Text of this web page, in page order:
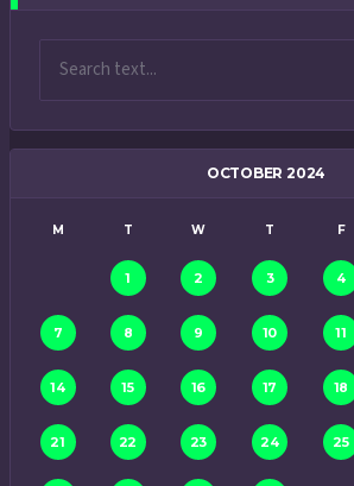
OCTOBER 2024
M T W T F
1 2 3 4
7 8 9 10 11
14 15 16 17 18
21 22 23 24 25